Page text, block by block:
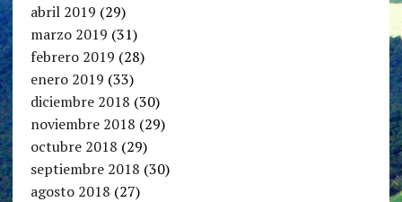
abril 2019 (29)
marzo 2019 (31)
febrero 2019 (28)
enero 2019 (33)
diciembre 2018 (30)
noviembre 2018 (29)
octubre 2018 (29)
septiembre 2018 (30)
agosto 2018 (27)